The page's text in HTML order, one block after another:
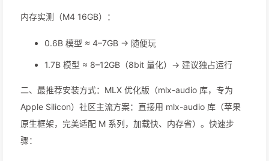
内存实测（M4 16GB）：
0.6B 模型 ≈ 4–7GB → 随便玩
1.7B 模型 ≈ 8–12GB（8bit 量化）→ 建议独占运行
二、最推荐安装方式：MLX 优化版（mlx-audio 库，专为
Apple Silicon）社区主流方案：直接用 mlx-audio 库（苹果
原生框架，完美适配 M 系列，加载快、内存省）。快速步
骤：